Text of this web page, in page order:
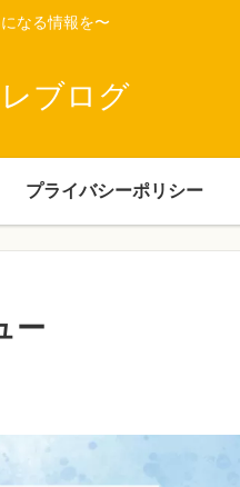
なる情報を〜
ブログ
プライバシーポリシー
ー